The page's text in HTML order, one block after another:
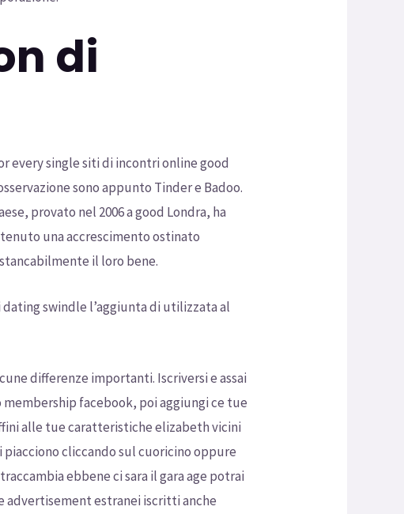
di
every single siti di incontri online good
sono appunto Tinder e Badoo.
provato nel 2006 a good Londra, ha
una accrescimento ostinato
il loro bene.
swindle l’aggiunta di utilizzata al
differenze importanti. Iscriversi e assai
facebook, poi aggiungi ce tue
alle tue caratteristiche elizabeth vicini
cliccando sul cuoricino oppure
ebbene ci sara il gara age potrai
advertisement estranei iscritti anche